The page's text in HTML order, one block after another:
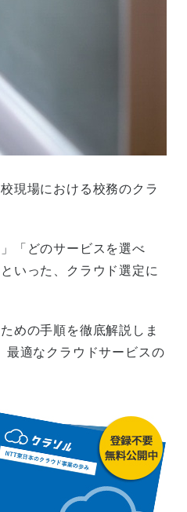
現場における校務のクラ
「どのサービスを選べ
いった、クラウド選定に
めの手順を徹底解説しま
最適なクラウドサービスの